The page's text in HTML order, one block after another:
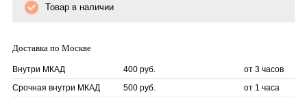
Товар в наличии
Доставка по Москве
Внутри МКАД 400 руб.
от 3 часов
Срочная внутри МКАД
500 руб.
от 1 часа